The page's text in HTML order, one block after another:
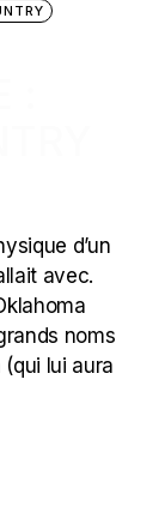
d’un
avec.
noms
lui aura